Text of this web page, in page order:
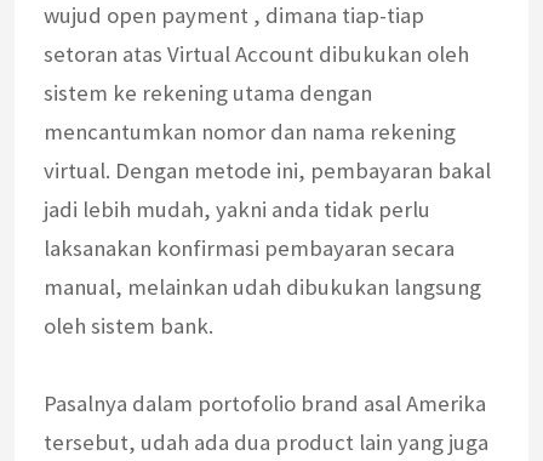
wujud open payment , dimana tiap-tiap
setoran atas Virtual Account dibukukan oleh
sistem ke rekening utama dengan
mencantumkan nomor dan nama rekening
virtual. Dengan metode ini, pembayaran bakal
jadi lebih mudah, yakni anda tidak perlu
laksanakan konfirmasi pembayaran secara
manual, melainkan udah dibukukan langsung
oleh sistem bank.
Pasalnya dalam portofolio brand asal Amerika
tersebut, udah ada dua product lain yang juga